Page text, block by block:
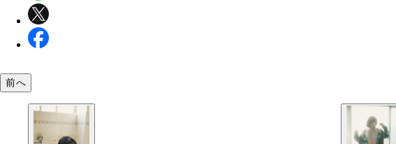
前へ